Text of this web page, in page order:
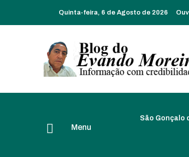
Quinta-feira, 6 de Agosto de 2026
Menu
São Gonçalo